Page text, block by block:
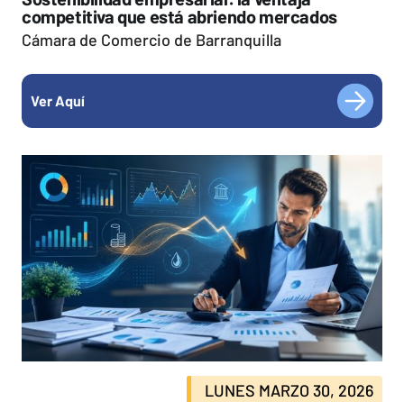
competitiva que está abriendo mercados
Cámara de Comercio de Barranquilla
Ver Aquí
LUNES MARZO 30, 2026